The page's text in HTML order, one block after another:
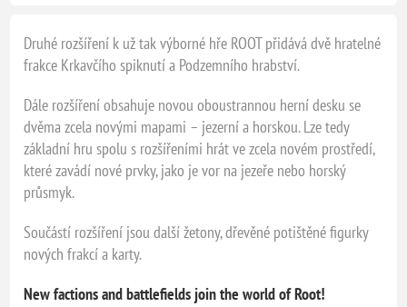
Druhé rozšíření k už tak výborné hře ROOT přidává dvě hratelné
frakce Krkavčího spiknutí a Podzemního hrabství.
Dále rozšíření obsahuje novou oboustrannou herní desku se
dvěma zcela novými mapami – jezerní a horskou. Lze tedy
základní hru spolu s rozšířeními hrát ve zcela novém prostředí,
které zavádí nové prvky, jako je vor na jezeře nebo horský
průsmyk.
Součástí rozšíření jsou další žetony, dřevěné potištěné figurky
nových frakcí a karty.
New factions and battlefields join the world of Root!